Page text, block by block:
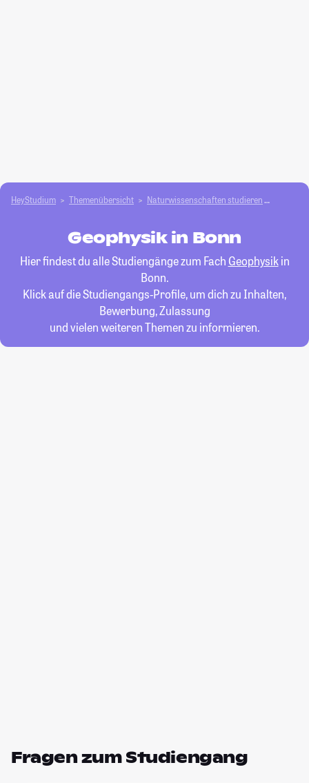
HeyStudium Themenübersicht Natur­wissenschaften studieren
Geophysik in Bonn
Hier findest du alle Studiengänge zum Fach Geophysikin
Bonn.
Klick auf die Studiengangs-Profile, um dich zu Inhalten,
Bewerbung, Zulassung
und vielen weiteren Themen zu informieren.
Fragen zum Studiengang